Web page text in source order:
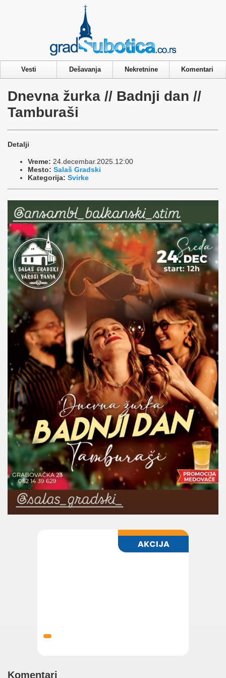
Vesti Dešavanja Nekretnine Komentari
Dnevna žurka // Badnji dan //
Tamburaši
Detalji
Vreme: 24.decembar.2025.12:00
Mesto: Salaš Gradski
Kategorija: Svirke
Komentari
Privacy & Cookies Policy